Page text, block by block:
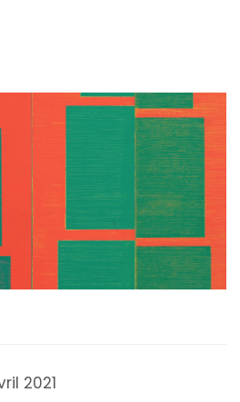
2021